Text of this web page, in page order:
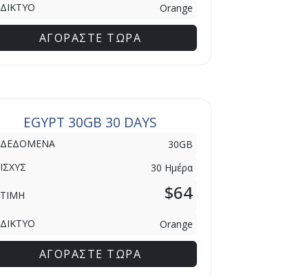
ΔΙΚΤΥΟ Orange
ΑΓΟΡΑΣΤΕ ΤΩΡΑ
EGYPT 30GB 30 DAYS
ΔΕΔΟΜΕΝΑ
30GB
ΙΣΧΥΣ
30 Ημέρα
ΤΙΜΗ $64
ΔΙΚΤΥΟ Orange
ΑΓΟΡΑΣΤΕ ΤΩΡΑ